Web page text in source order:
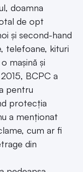
doamna
de opt
și second-hand
telefoane, kituri
mașină și
BCPC a
pentru
protecția
a menționat
cum ar fi
din